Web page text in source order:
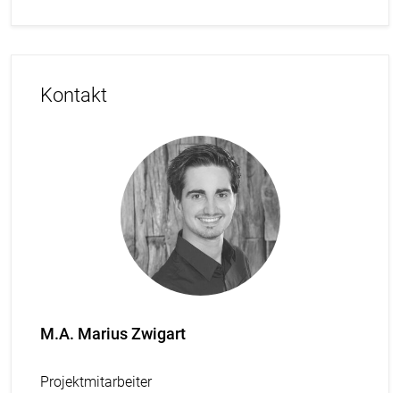
Kontakt
M.A. Marius Zwigart
Projektmitarbeiter